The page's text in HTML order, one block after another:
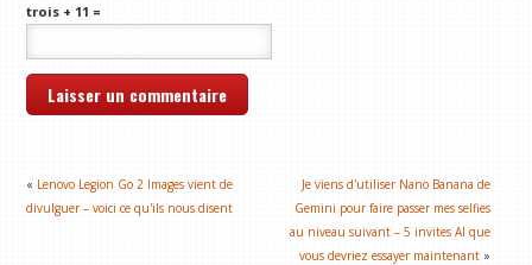
trois + 11 =
« Lenovo Legion Go 2 Images vient de
divulguer – voici ce qu'ils nous disent
Je viens d'utiliser Nano Banana de
Gemini pour faire passer mes selfies
au niveau suivant – 5 invites AI que
vous devriez essayer maintenant »